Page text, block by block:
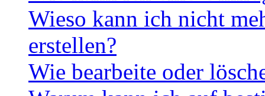
Wieso kann ich nicht
erstellen?
Wie bearbeite oder